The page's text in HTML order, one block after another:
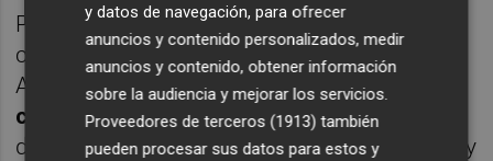
Por su parte, Ginés Ruiz ha centrado su
crítica en la reciente decisión del
Ayuntamiento de Murcia de sacar a subasta
cuatro parcelas residencialesen las zonas
de Churra, Santiago y Zaraíche, Santo Ángel y
y datos de navegación, para ofrecer
anuncios y contenido personalizados, medir
anuncios y contenido, obtener información
sobre la audiencia y mejorar los servicios.
Proveedores de terceros (1913) también
pueden procesar sus datos para estos y